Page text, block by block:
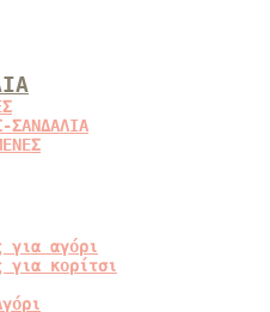
ΣΑΝΔΑΛΙΑ
για αγόρι
για κορίτσι